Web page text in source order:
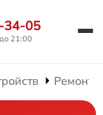
34-05
21:00
Ремонт